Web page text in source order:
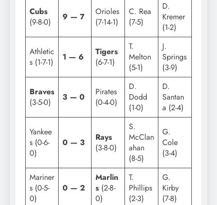
Cubs
(9-8-0)
9 — 7
Orioles
(7-14-1)
C. Rea
(7-5)
D.
Kremer
(1-2)
Athletic
s (1-7-1)
1 — 6
Tigers
(6-7-1)
T.
Melton
(5-1)
J.
Springs
(3-9)
Braves
(3-5-0)
3 — 0
Pirates
(0-4-0)
D.
Dodd
(1-0)
D.
Santan
a (2-4)
Yankee
s (0-6-
0)
0 — 3
Rays
(3-8-0)
S.
McClan
ahan
(8-5)
G.
Cole
(3-4)
Mariner
s (0-5-
0)
0 — 2
Marlin
s (2-8-
0)
T.
Phillips
(2-3)
G.
Kirby
(7-8)